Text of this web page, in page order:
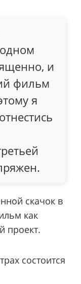
и
фильм
я
скачок в
как
проект.
состоится